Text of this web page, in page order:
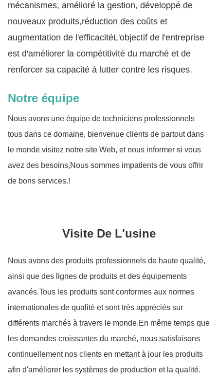
mécanismes, amélioré la gestion, développé de
nouveaux produits,réduction des coûts et
augmentation de l'efficacitéL'objectif de l'entreprise
est d'améliorer la compétitivité du marché et de
renforcer sa capacité à lutter contre les risques.
Notre équipe
Nous avons une équipe de techniciens professionnels
tous dans ce domaine, bienvenue clients de partout dans
le monde visitez notre site Web, et nous informer si vous
avez des besoins,Nous sommes impatients de vous offrir
de bons services.!
Visite De L'usine
Nous avons des produits professionnels de haute qualité,
ainsi que des lignes de produits et des équipements
avancés.Tous les produits sont conformes aux normes
internationales de qualité et sont très appréciés sur
différents marchés à travers le monde.En même temps que
les demandes croissantes du marché, nous satisfaisons
continuellement nos clients en mettant à jour les produits
afin d'améliorer les systèmes de production et la qualité.